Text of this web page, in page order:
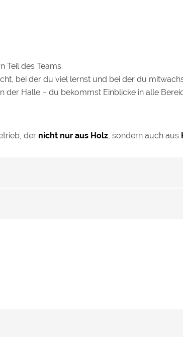
Teil des Teams.
bei der du viel lernst und bei der du
Halle – du bekommst Einblicke in alle
der nicht nur aus Holz, sondern auch aus